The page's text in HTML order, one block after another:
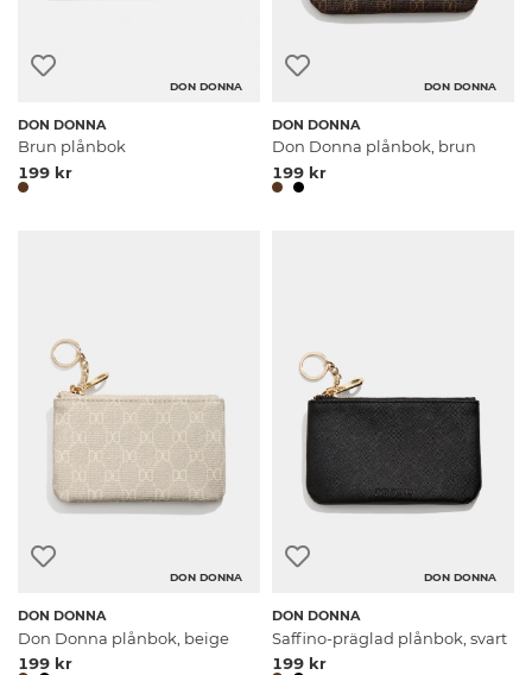
DON DONNA
DON DONNA
Brun plånbok
199 kr
DON DONNA
DON DONNA
Don Donna plånbok, brun
199 kr
DON DONNA
DON DONNA
Don Donna plånbok, beige
199 kr
DON DONNA
DON DONNA
Saffino-präglad plånbok, svart
199 kr